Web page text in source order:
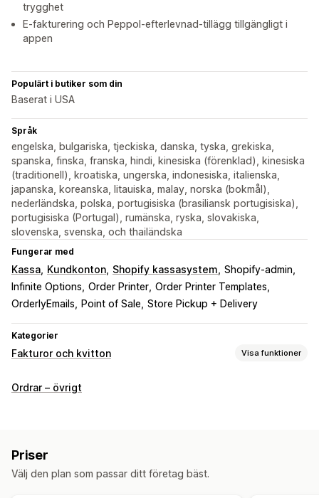
trygghet
E-fakturering och Peppol-efterlevnad-tillägg tillgängligt i
appen
Populärt i butiker som din
Baserat i USA
Språk
engelska, bulgariska, tjeckiska, danska, tyska, grekiska,
spanska, finska, franska, hindi, kinesiska (förenklad), kinesiska
(traditionell), kroatiska, ungerska, indonesiska, italienska,
japanska, koreanska, litauiska, malay, norska (bokmål),
nederländska, polska, portugisiska (brasiliansk portugisiska),
portugisiska (Portugal), rumänska, ryska, slovakiska,
slovenska, svenska, och thailändska
Fungerar med
Kassa Kundkonton Shopify kassasystem Shopify-admin
Infinite Options Order Printer Order Printer Templates
OrderlyEmails
Point of Sale Store Pickup + Delivery
Kategorier
Fakturor och kvitton Visa funktioner
Dokumenttyper
Anpassning
Ordrar – övrigt
Priser
Välj den plan som passar ditt företag bäst.